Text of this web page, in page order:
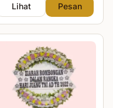
Lihat Pesan